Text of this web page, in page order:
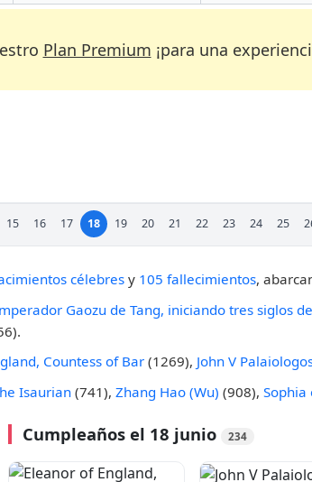
Plan Premium ¡para una
15 16 17 18 19 20 21 22 23 24 25
célebresy 105 fallecimientos,
Gaozu de Tang, iniciando tres siglos
Countess of Bar(1269), John V
Isaurian (741), Zhang Hao (Wu) (908), Sophia
Cumpleaños el 18 junio 234